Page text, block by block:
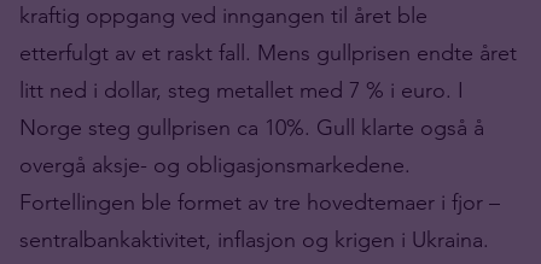
kraftig oppgang ved inngangen til året ble
etterfulgt av et raskt fall. Mens gullprisen endte året
litt ned i dollar, steg metallet med 7 % i euro. I
Norge steg gullprisen ca 10%. Gull klarte også å
overgå aksje- og obligasjonsmarkedene.
Fortellingen ble formet av tre hovedtemaer i fjor –
sentralbankaktivitet, inflasjon og krigen i Ukraina.